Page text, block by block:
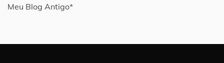
Meu Blog Antigo*